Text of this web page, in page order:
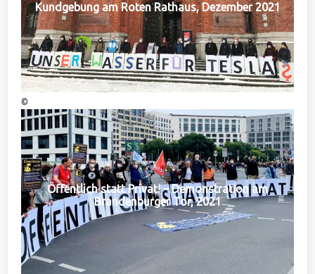
Kundgebung am Roten Rathaus, Dezember 2021
©
Öffentlich statt Privat! – Demonstration am
Brandenburger Tor, 2021